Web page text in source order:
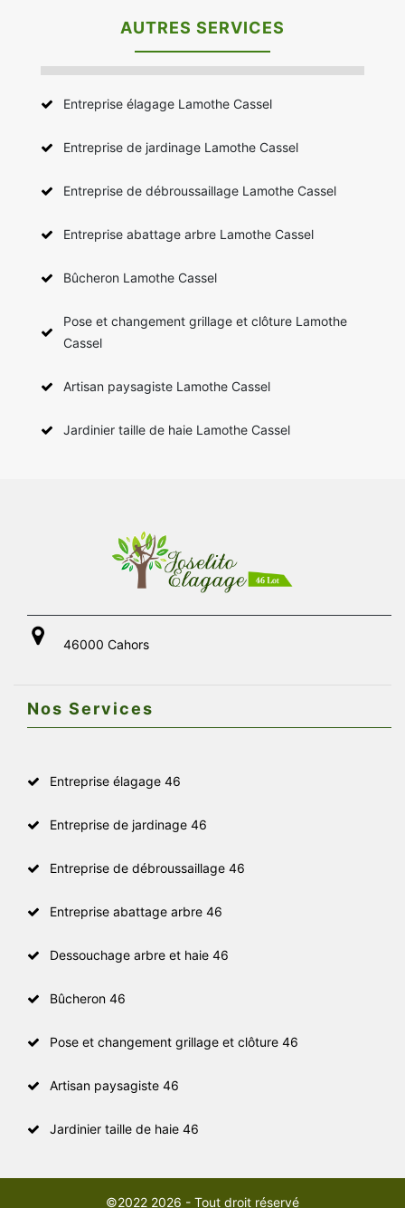
AUTRES SERVICES
Entreprise élagage Lamothe Cassel
Entreprise de jardinage Lamothe Cassel
Entreprise de débroussaillage Lamothe Cassel
Entreprise abattage arbre Lamothe Cassel
Bûcheron Lamothe Cassel
Pose et changement grillage et clôture Lamothe
Cassel
Artisan paysagiste Lamothe Cassel
Jardinier taille de haie Lamothe Cassel
46000 Cahors
Nos Services
Entreprise élagage 46
Entreprise de jardinage 46
Entreprise de débroussaillage 46
Entreprise abattage arbre 46
Dessouchage arbre et haie 46
Bûcheron 46
Pose et changement grillage et clôture 46
Artisan paysagiste 46
Jardinier taille de haie 46
©2022 2026 - Tout droit réservé